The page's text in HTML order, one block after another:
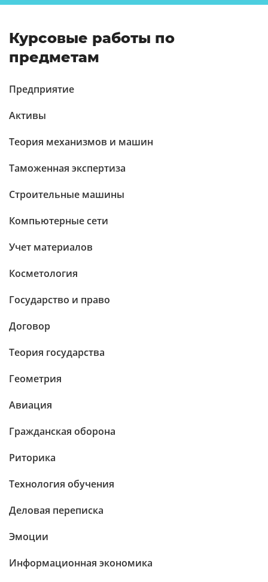
Курсовые работы по
предметам
Предприятие
Активы
Теория механизмов и машин
Таможенная экспертиза
Строительные машины
Компьютерные сети
Учет материалов
Косметология
Государство и право
Договор
Теория государства
Геометрия
Авиация
Гражданская оборона
Риторика
Технология обучения
Деловая переписка
Эмоции
Информационная экономика